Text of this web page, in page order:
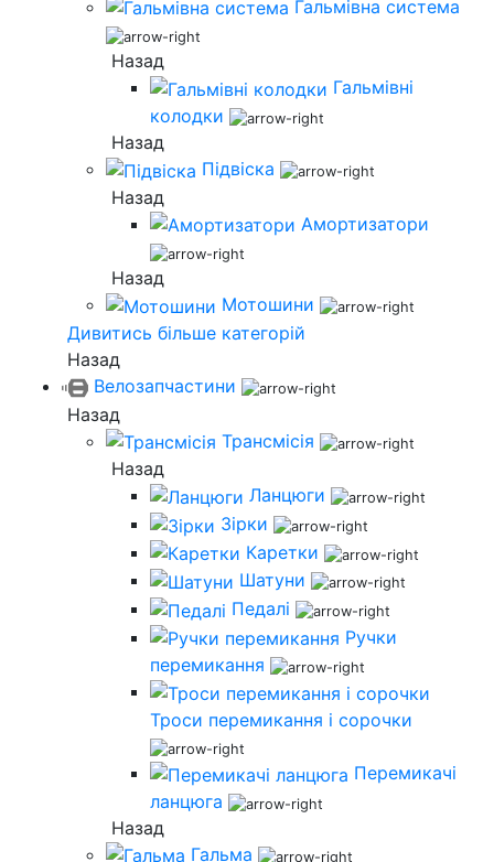
Гальмівна система
Назад
Гальмівні
колодки
Назад
Підвіска
Назад
Амортизатори
Назад
Мотошини
Дивитись більше категорій
Назад
Велозапчастини
Назад
Трансмісія
Назад
Ланцюги
Зірки
Каретки
Шатуни
Педалі
Ручки
перемикання
Троси перемикання і сорочки
Перемикачі
ланцюга
Назад
Гальма